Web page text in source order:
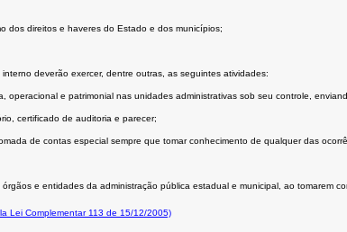
dos direitos e haveres do Estado e dos municípios;
deverão exercer, dentre outras, as seguintes atividades:
e patrimonial nas unidades administrativas sob seu controle,
certificado de auditoria e parecer;
de contas especial sempre que tomar conhecimento de qualquer das
e entidades da administração pública estadual e municipal, ao tomarem
Lei Complementar 113 de 15/12/2005)